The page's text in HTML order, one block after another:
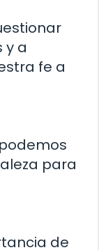
y a
fe a
para
de